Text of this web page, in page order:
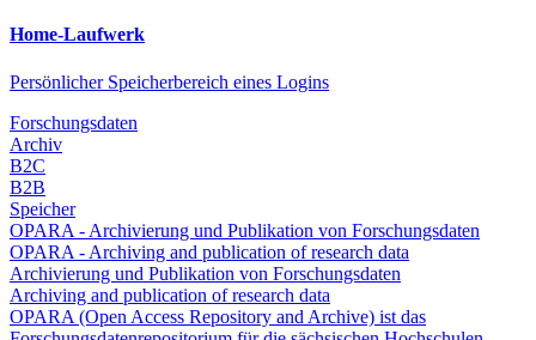
Home-Laufwerk
Persönlicher Speicherbereich eines Logins
Forschungsdaten
Archiv
B2C
B2B
Speicher
OPARA - Archivierung und Publikation von Forschungsdaten
OPARA - Archiving and publication of research data
Archivierung und Publikation von Forschungsdaten
Archiving and publication of research data
OPARA (Open Access Repository and Archive) ist das